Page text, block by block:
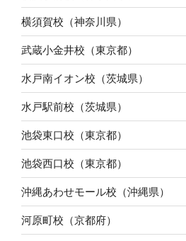
横須賀校（神奈川県）
武蔵小金井校（東京都）
水戸南イオン校（茨城県）
水戸駅前校（茨城県）
池袋東口校（東京都）
池袋西口校（東京都）
沖縄あわせモール校（沖縄県）
河原町校（京都府）